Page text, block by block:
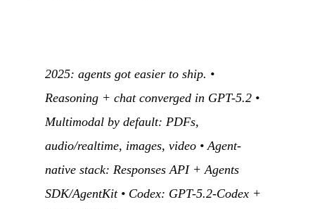
2025: agents got easier to ship. •
Reasoning + chat converged in GPT-5.2 •
Multimodal by default: PDFs,
audio/realtime, images, video • Agent-
native stack: Responses API + Agents
SDK/AgentKit • Codex: GPT-5.2-Codex +